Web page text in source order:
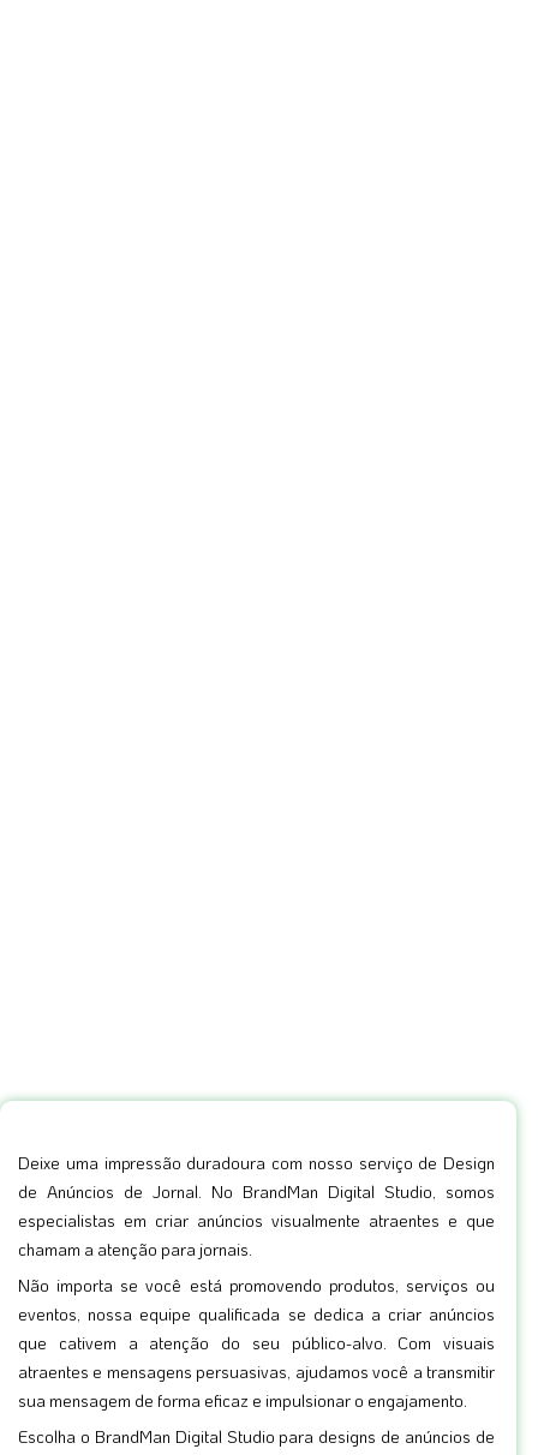
Deixe uma impressão duradoura com nosso serviço de Design
de Anúncios de Jornal. No BrandMan Digital Studio, somos
especialistas em criar anúncios visualmente atraentes e que
chamam a atenção para jornais.
Não importa se você está promovendo produtos, serviços ou
eventos, nossa equipe qualificada se dedica a criar anúncios
que cativem a atenção do seu público-alvo. Com visuais
atraentes e mensagens persuasivas, ajudamos você a transmitir
sua mensagem de forma eficaz e impulsionar o engajamento.
Escolha o BrandMan Digital Studio para designs de anúncios de